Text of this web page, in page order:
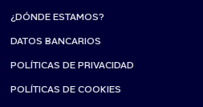
¿DÓNDE ESTAMOS?
DATOS BANCARIOS
POLÍTICAS DE PRIVACIDAD
POLÍTICAS DE COOKIES